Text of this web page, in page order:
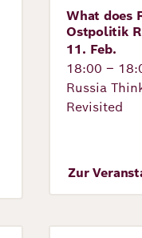
What does
Ostpolitik
11. Feb.
18:00 –
Russia
Revisited
Zur